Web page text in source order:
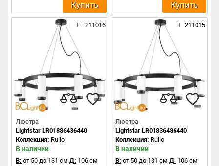
Купить Купить
211016
Люстра
Lightstar LR01886436440
Коллекция: Rullo
В наличии
В: от 50 до 131 см Д: 106 см
211015
Люстра
Lightstar LR01836486440
Коллекция: Rullo
В наличии
В: от 50 до 131 см Д: 106 см